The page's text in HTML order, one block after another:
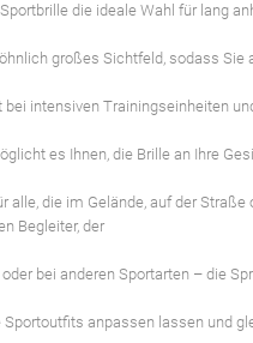
die ideale Wahl für lang
großes Sichtfeld, sodass
intensiven Trainingseinheiten
es Ihnen, die Brille an Ihre
alle, die im Gelände, auf der
Begleiter, der
bei anderen Sportarten – die
anpassen lassen und